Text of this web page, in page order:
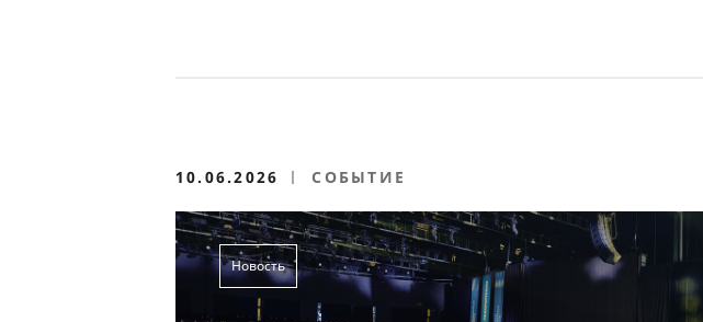
10.06.2026 СОБЫТИЕ
Новость